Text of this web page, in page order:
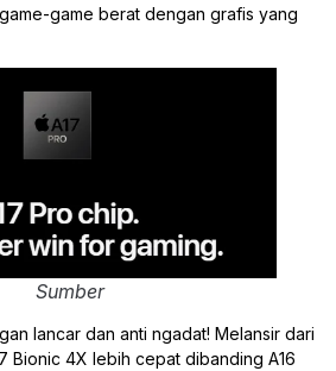
game berat dengan grafis yang
Sumber
lancar dan anti ngadat! Melansir dari
Bionic 4X lebih cepat dibanding A16